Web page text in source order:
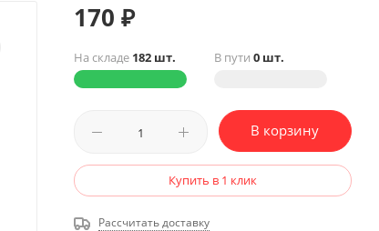
170 ₽
На складе 182 шт. В пути 0 шт.
В корзину
Купить в 1 клик
Рассчитать доставку